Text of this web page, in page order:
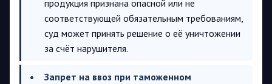
продукция признана опасной или не
соответствующей обязательным требованиям,
суд может принять решение о её уничтожении
за счёт нарушителя.
Запрет на ввоз при таможенном